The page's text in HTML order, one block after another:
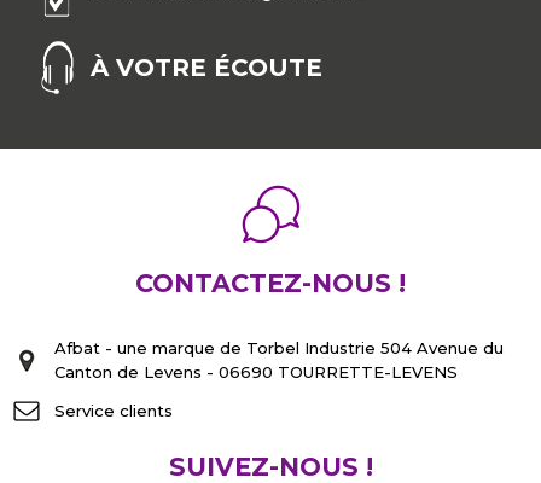
À VOTRE ÉCOUTE
CONTACTEZ-NOUS !
Afbat - une marque de Torbel Industrie 504 Avenue du
Canton de Levens - 06690 TOURRETTE-LEVENS
Service clients
SUIVEZ-NOUS !